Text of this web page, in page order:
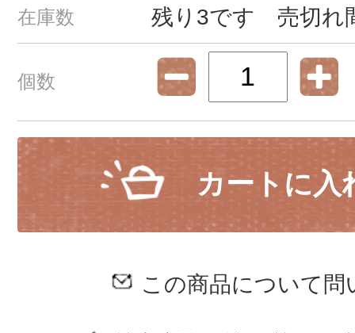
在庫数 残り3です 売切れ
個数
カートに入
この商品について問